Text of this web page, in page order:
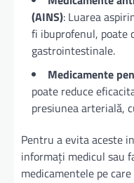
(AINS): Luarea
fi ibuprofenul, poate
gastrointestinale.
Medicamente
poate reduce
presiunea arterială,
Pentru a evita aceste
informați medicul sau
medicamentele pe